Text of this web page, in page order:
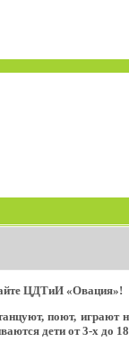
ЦДТиИ «Овация»!
поют, играют
дети от 3-х до